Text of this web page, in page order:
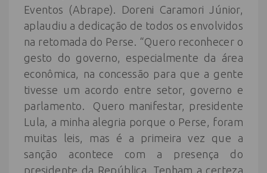
Eventos (Abrape). Doreni Caramori Júnior,
aplaudiu a dedicação de todos os envolvidos
na retomada do Perse. “Quero reconhecer o
gesto do governo, especialmente da área
econômica, na concessão para que a gente
tivesse um acordo entre setor, governo e
parlamento. Quero manifestar, presidente
Lula, a minha alegria porque o Perse, foram
muitas leis, mas é a primeira vez que a
sanção acontece com a presença do
presidente da República. Tenham a certeza